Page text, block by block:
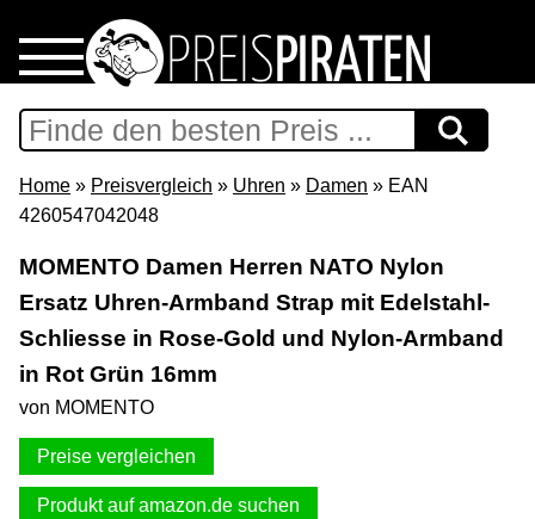
Home
Download
Support & Newsletter
Presse
Datenschutz
Impressum
Home » Preisvergleich » Uhren » Damen » EAN
4260547042048
MOMENTO Damen Herren NATO Nylon
Ersatz Uhren-Armband Strap mit Edelstahl-
Schliesse in Rose-Gold und Nylon-Armband
in Rot Grün 16mm
von MOMENTO
Preise vergleichen
Produkt auf amazon.de suchen